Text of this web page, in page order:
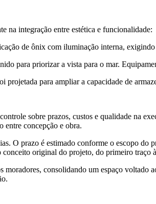
na integração entre estética e funcionalidade:
de ônix com iluminação interna,
para priorizar a vista para o mar.
para ampliar a capacidade de
sobre prazos, custos e qualidade na
entre concepção e obra.
O prazo é estimado conforme o escopo
original do projeto, do primeiro traço
consolidando um espaço